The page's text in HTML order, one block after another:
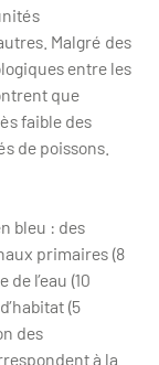
Malgré des
entre les
que
faible des
de poissons.
bleu : des
primaires (8
l’eau (10
(5
des
à la